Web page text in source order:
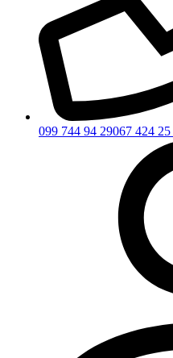
099 744 94 29067 424 25